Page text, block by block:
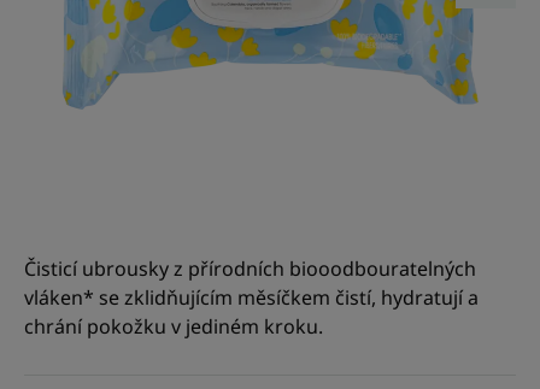
Čisticí ubrousky z přírodních biooodbouratelných
vláken* se zklidňujícím měsíčkem čistí, hydratují a
chrání pokožku v jediném kroku.